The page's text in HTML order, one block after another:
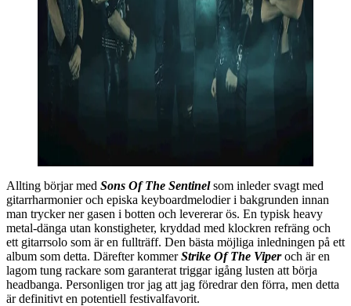
Allting börjar med Sons Of The Sentinelsom inleder svagt med
gitarrharmonier och episka keyboardmelodier i bakgrunden innan
man trycker ner gasen i botten och levererar ös. En typisk heavy
metal-dänga utan konstigheter, kryddad med klockren refräng och
ett gitarrsolo som är en fullträff. Den bästa möjliga inledningen på ett
album som detta. Därefter kommerStrike Of The Viperoch är en
lagom tung rackare som garanterat triggar igång lusten att börja
headbanga. Personligen tror jag att jag föredrar den förra, men detta
är definitivt en potentiell festivalfavorit.